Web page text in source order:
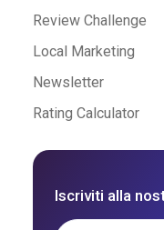
Review Challenge
Local Marketing
Newsletter
Rating Calculator
Iscriviti alla